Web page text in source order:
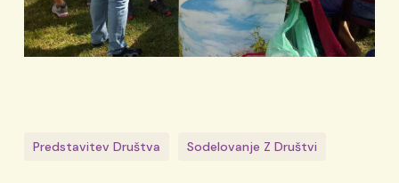
Predstavitev Društva Sodelovanje Z Društvi